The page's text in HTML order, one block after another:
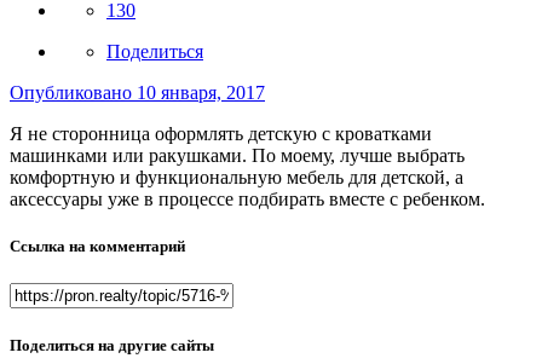
130
Поделиться
Опубликовано 10 января, 2017
Я не сторонница оформлять детскую с кроватками
машинками или ракушками. По моему, лучше выбрать
комфортную и функциональную мебель для детской, а
аксессуары уже в процессе подбирать вместе с ребенком.
Ссылка на комментарий
Поделиться на другие сайты